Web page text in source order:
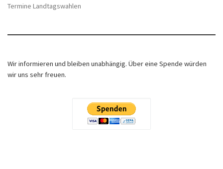
Termine Landtagswahlen
Wir informieren und bleiben unabhängig. Über eine Spende würden
wir uns sehr freuen.